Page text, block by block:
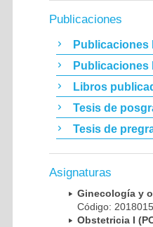
Publicaciones
Publicaciones
Publicaciones
Libros
Tesis de
Tesis de
Asignaturas
Ginecología y
Código:
Obstetricia I